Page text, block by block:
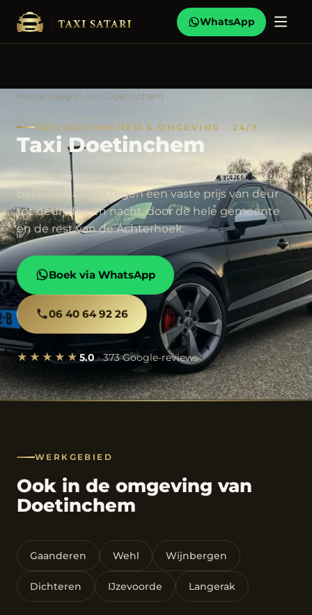
WhatsApp
Home › Regio › Taxi Doetinchem
TAXI DOETINCHEM & OMGEVING · 24/7
Taxi Doetinchem
Taxi Satari is uw vaste taxi in Doetinchem. Snel,
betrouwbaar en tegen een vaste prijs van deur
tot deur, dag en nacht, door de hele gemeente
en de rest van de Achterhoek.
Boek via WhatsApp
06 40 64 92 26
★★★★★ 5.0· 373 Google-reviews
WERKGEBIED
Ook in de omgeving van
Doetinchem
Gaanderen Wehl Wijnbergen
Dichteren IJzevoorde Langerak